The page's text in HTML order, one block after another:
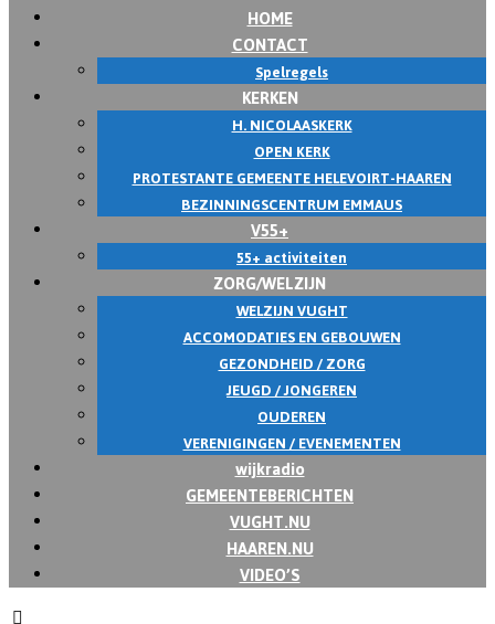
HOME
CONTACT
Spelregels
KERKEN
H. NICOLAASKERK
OPEN KERK
PROTESTANTE GEMEENTE HELEVOIRT-HAAREN
BEZINNINGSCENTRUM EMMAUS
V55+
55+ activiteiten
ZORG/WELZIJN
WELZIJN VUGHT
ACCOMODATIES EN GEBOUWEN
GEZONDHEID / ZORG
JEUGD / JONGEREN
OUDEREN
VERENIGINGEN / EVENEMENTEN
wijkradio
GEMEENTEBERICHTEN
VUGHT.NU
HAAREN.NU
VIDEO’S